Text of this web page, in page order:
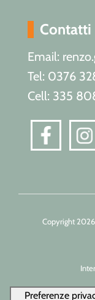
Contatti
Email:
Tel: 0376
Cell: 335
Copyright